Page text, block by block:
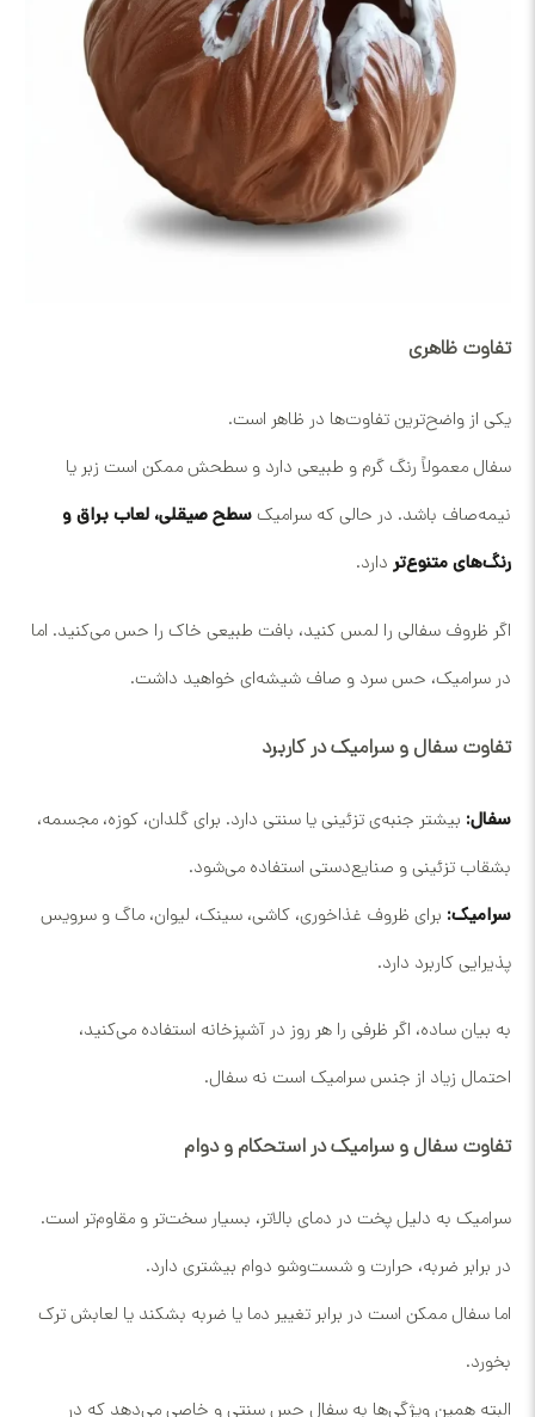
تفاوت ظاهری
یکی از واضح‌ترین تفاوت‌ها در ظاهر است.
سفال معمولاً رنگ گرم و طبیعی دارد و سطحش ممکن است زبر یا
نیمه‌صاف باشد. در حالی که سرامیکسطح صیقلی، لعاب براق و
رنگ‌های متنوع‌تر دارد.
اگر ظروف سفالی را لمس کنید، بافت طبیعی خاک را حس می‌کنید. اما
در سرامیک، حس سرد و صاف شیشه‌ای خواهید داشت.
تفاوت سفال و سرامیک در کاربرد
سفال: بیشتر جنبه‌ی تزئینی یا سنتی دارد. برای گلدان، کوزه، مجسمه،
بشقاب تزئینی و صنایع‌دستی استفاده می‌شود.
سرامیک: برای ظروف غذاخوری، کاشی، سینک، لیوان، ماگ و سرویس
پذیرایی کاربرد دارد.
به بیان ساده، اگر ظرفی را هر روز در آشپزخانه استفاده می‌کنید،
احتمال زیاد از جنس سرامیک است نه سفال.
تفاوت سفال و سرامیک در استحکام و دوام
سرامیک به دلیل پخت در دمای بالاتر، بسیار سخت‌تر و مقاوم‌تر است.
در برابر ضربه، حرارت و شست‌وشو دوام بیشتری دارد.
اما سفال ممکن است در برابر تغییر دما یا ضربه بشکند یا لعابش ترک
بخورد.
البته همین ویژگی‌ها به سفال حس سنتی و خاصی می‌دهد که در